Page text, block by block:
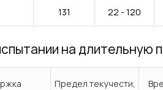
131 22 - 120
на длительную
Предел текучести,